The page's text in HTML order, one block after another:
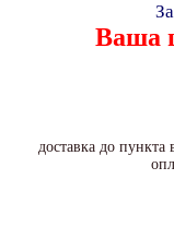
Ваша
доставка до